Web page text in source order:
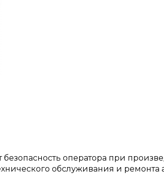
оператора при
обслуживания и